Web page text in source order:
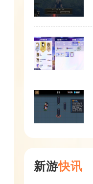
新游快讯